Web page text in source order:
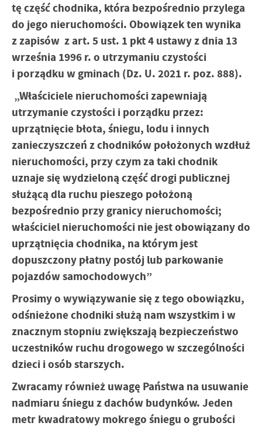
tę część chodnika, która bezpośrednio przylega
do jego nieruchomości. Obowiązek ten wynika
z zapisów z art. 5 ust. 1 pkt 4 ustawy z dnia 13
września 1996 r. o utrzymaniu czystości
i porządku w gminach (Dz. U. 2021 r. poz. 888).
„Właściciele nieruchomości zapewniają
utrzymanie czystości i porządku przez:
uprzątnięcie błota, śniegu, lodu i innych
zanieczyszczeń z chodników położonych wzdłuż
nieruchomości, przy czym za taki chodnik
uznaje się wydzieloną część drogi publicznej
służącą dla ruchu pieszego położoną
bezpośrednio przy granicy nieruchomości;
właściciel nieruchomości nie jest obowiązany do
uprzątnięcia chodnika, na którym jest
dopuszczony płatny postój lub parkowanie
pojazdów samochodowych”
Prosimy o wywiązywanie się z tego obowiązku,
odśnieżone chodniki służą nam wszystkim i w
znacznym stopniu zwiększają bezpieczeństwo
uczestników ruchu drogowego w szczególności
dzieci i osób starszych.
Zwracamy również uwagę Państwa na usuwanie
nadmiaru śniegu z dachów budynków. Jeden
metr kwadratowy mokrego śniegu o grubości